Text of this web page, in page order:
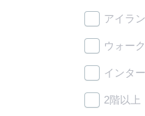
アイラ
ウォー
インタ
2階以上